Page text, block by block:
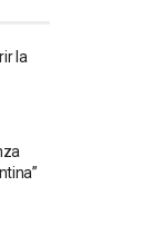
la